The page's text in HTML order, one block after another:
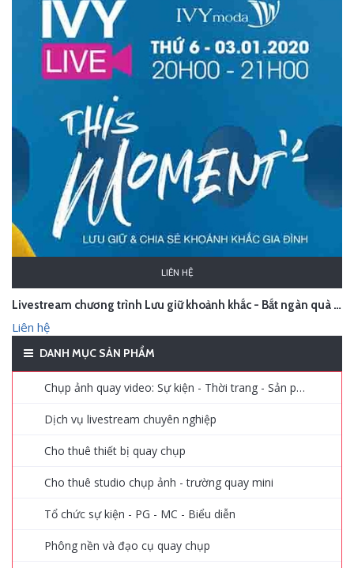
LIÊN HỆ
Livestream chương trình Lưu giữ khoảnh khắc - Bắt ngàn quà tặng - Hà Nội
Liên hệ
DANH MỤC SẢN PHẨM
Chụp ảnh quay video: Sự kiện - Thời trang - Sản phẩm - Quảng cáo
Dịch vụ livestream chuyên nghiệp
Cho thuê thiết bị quay chụp
Cho thuê studio chụp ảnh - trường quay mini
Tổ chức sự kiện - PG - MC - Biểu diễn
Phông nền và đạo cụ quay chụp